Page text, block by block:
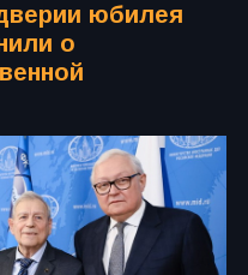
юбилея
о